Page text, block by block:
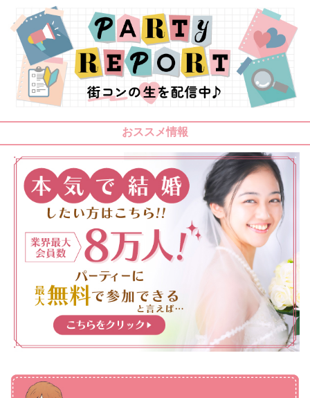
おススメ情報